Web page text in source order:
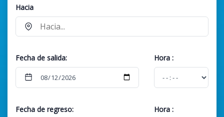
Fecha de salida: Hora:
Hacia
Fecha de regreso: Hora: